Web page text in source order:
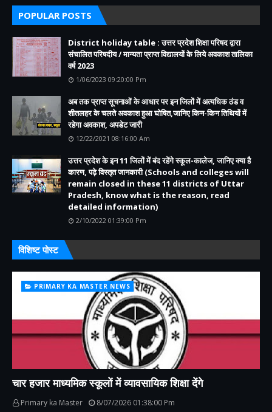
POPULAR POSTS
District holiday table : उत्तर प्रदेश शिक्षा परिषद द्वारा
संचालित परिषदीय / मान्यता प्राप्त विद्यालयों के लिये अवकाश तालिका
वर्ष 2023
1/06/2023 09:20:00 Pm
अब तक प्राप्त सूचनाओं के आधार पर इन जिलों में अत्यधिक ठंड व
शीतलहर के चलते अवकाश हुआ घोषित,जानिए किन-किन तिथियों में
रहेगा अवकाश, अपडेट जारी
12/22/2021 08:16:00 Am
उत्तर प्रदेश के इन 11 जिलों में बंद रहेंगे स्कूल-कालेज, जानिए क्या है
कारण, पढ़े विस्तृत जानकारी (Schools and colleges will
remain closed in these 11 districts of Uttar
Pradesh, know what is the reason, read
detailed information)
2/10/2022 01:39:00 Pm
विशिष्ट पोस्ट
PRIMARY KA MASTER NEWS
चार हजार माध्यमिक स्कूलों में व्यावसायिक शिक्षा देंगे
Primary ka Master 8/07/2026 01:38:00 Pm